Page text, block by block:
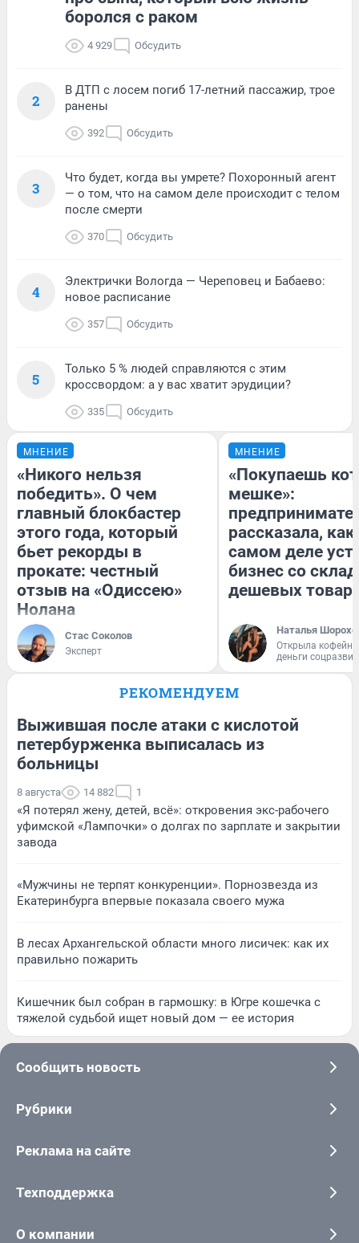
боролся с раком
4 929 Обсудить
2
В ДТП с лосем погиб 17-летний пассажир, трое
ранены
392 Обсудить
3
Что будет, когда вы умрете? Похоронный агент
— о том, что на самом деле происходит с телом
после смерти
370 Обсудить
4
Электрички Вологда — Череповец и Бабаево:
новое расписание
357 Обсудить
5
Только 5 % людей справляются с этим
кроссвордом: а у вас хватит эрудиции?
335 Обсудить
МНЕНИЕ
«Никого нельзя
победить». О чем
главный блокбастер
этого года, который
бьет рекорды в
прокате: честный
отзыв на «Одиссею»
Нолана
Стас Соколов
Эксперт
МНЕНИЕ
«Покупаешь
мешке»:
рассказала, как
самом деле
бизнес со
дешевых
Наталья
Открыла
деньги
РЕКОМЕНДУЕМ
Выжившая после атаки с кислотой
петербурженка выписалась из
больницы
8 августа 14 882 1
«Я потерял жену, детей, всё»: откровения экс-рабочего
уфимской «Лампочки» о долгах по зарплате и закрытии
завода
«Мужчины не терпят конкуренции». Порнозвезда из
Екатеринбурга впервые показала своего мужа
В лесах Архангельской области много лисичек: как их
правильно пожарить
Кишечник был собран в гармошку: в Югре кошечка с
тяжелой судьбой ищет новый дом — ее история
Сообщить новость
Рубрики
Реклама на сайте
Техподдержка
О компании